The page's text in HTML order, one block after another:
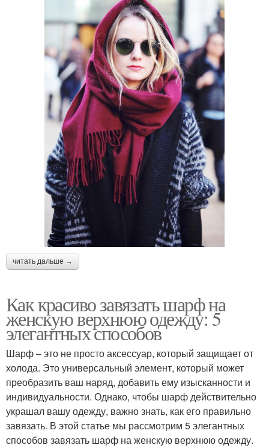
читать дальше →
Как красиво завязать шарф на
женскую верхнюю одежду: 5
элегантных способов
Шарф – это не просто аксессуар, который защищает от
холода. Это универсальный элемент, который может
преобразить ваш наряд, добавить ему изысканности и
индивидуальности. Однако, чтобы шарф действительно
украшал вашу одежду, важно знать, как его правильно
завязать. В этой статье мы рассмотрим 5 элегантных
способов завязать шарф на женскую верхнюю одежду.